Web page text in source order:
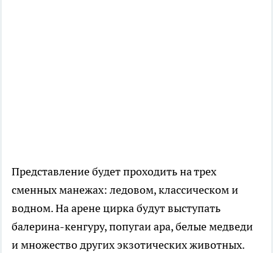
Представление будет проходить на трех
сменных манежах: ледовом, классическом и
водном. На арене цирка будут выступать
балерина-кенгуру, попугаи ара, белые медведи
и множество других экзотических животных.